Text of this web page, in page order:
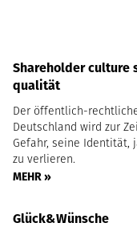
Shareholder
qualität
Der öffentlich-
Deutschland wird zur
Gefahr, seine Identität,
zu verlieren.
MEHR »
Glück&Wünsche